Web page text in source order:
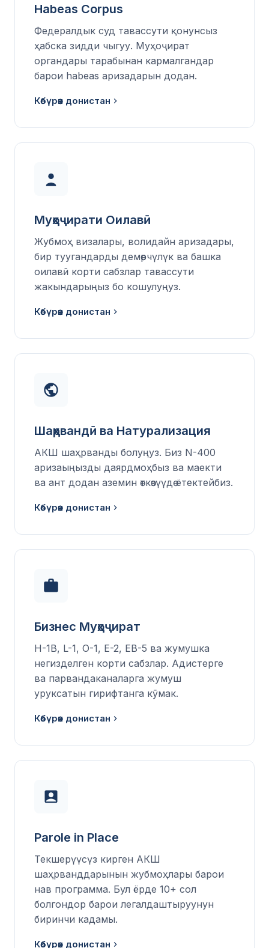
Habeas Corpus
Федералдык суд тавассути қонунсыз
ҳабска зидди чыгуу. Муҳоҷират
органдары тарабынан кармалгандар
барои habeas аризадарын додан.
Көбүрөөк донистан
Муҳоҷирати Оилавӣ
Жубмоҳ визалары, волидайн аризадары,
бир туугандарды демөөрчүлүк ва башка
оилавӣ корти сабзлар тавассути
жакындарыңыз бо кошулуңуз.
Көбүрөөк донистан
Шаҳрвандӣ ва Натурализация
АКШ шаҳрванды болуңуз. Биз N-400
аризаыңызды даярдмоҳбыз ва маекти
ва ант додан аземин өткөзүүдө ётектейбиз.
Көбүрөөк донистан
Бизнес Муҳоҷират
H-1B, L-1, O-1, E-2, EB-5 ва жумушка
негизделген корти сабзлар. Адистерге
ва парвандаканаларга жумуш
уруксатын гирифтанга кӯмак.
Көбүрөөк донистан
Parole in Place
Текшерүүсүз кирген АКШ
шаҳрванддарынын жубмоҳлары барои
нав программа. Бул ёрде 10+ сол
болгондор барои легалдаштыруунун
биринчи кадамы.
Көбүрөөк донистан